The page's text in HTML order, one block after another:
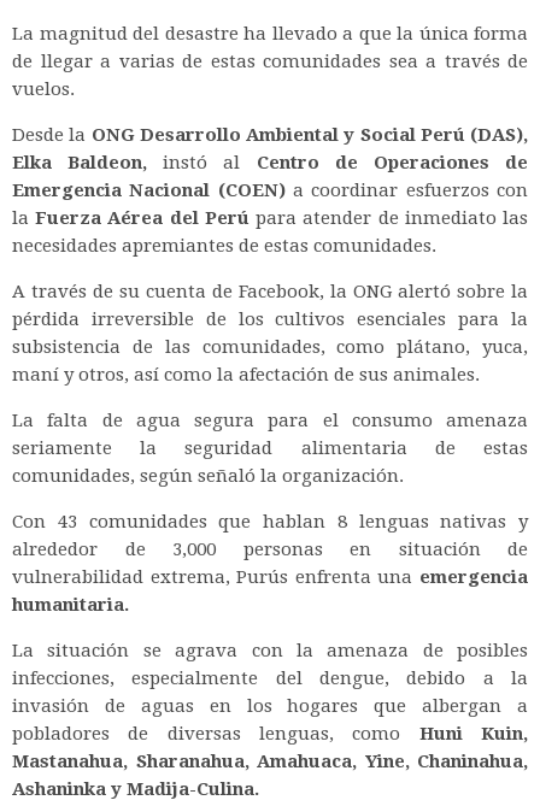
La magnitud del desastre ha llevado a que la única forma
de llegar a varias de estas comunidades sea a través de
vuelos.
Desde la ONG Desarrollo Ambiental y Social Perú (DAS),
Elka Baldeon, instó al Centro de Operaciones de
Emergencia Nacional (COEN)a coordinar esfuerzos con
laFuerza Aérea del Perú para atender de inmediato las
necesidades apremiantes de estas comunidades.
A través de su cuenta de Facebook, la ONG alertó sobre la
pérdida irreversible de los cultivos esenciales para la
subsistencia de las comunidades, como plátano, yuca,
maní y otros, así como la afectación de sus animales.
La falta de agua segura para el consumo amenaza
seriamente la seguridad alimentaria de estas
comunidades, según señaló la organización.
Con 43 comunidades que hablan 8 lenguas nativas y
alrededor de 3,000 personas en situación de
vulnerabilidad extrema, Purús enfrenta una emergencia
humanitaria.
La situación se agrava con la amenaza de posibles
infecciones, especialmente del dengue, debido a la
invasión de aguas en los hogares que albergan a
pobladores de diversas lenguas, como Huni Kuin,
Mastanahua, Sharanahua, Amahuaca, Yine, Chaninahua,
Ashaninka y Madija-Culina.